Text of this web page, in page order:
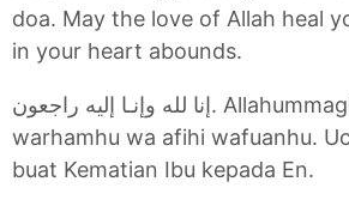
doa. May the love of Allah heal
in your heart abounds.
إنا لله وإنـا إليه راجعون. Allahummaghfirlahu
warhamhu wa afihi wafuanhu.
buat Kematian Ibu kepada En.